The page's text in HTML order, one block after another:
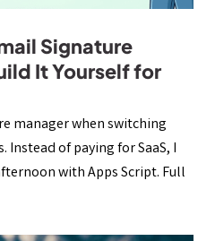
Signature
It Yourself for
manager when switching
Instead of paying for SaaS, I
with Apps Script. Full